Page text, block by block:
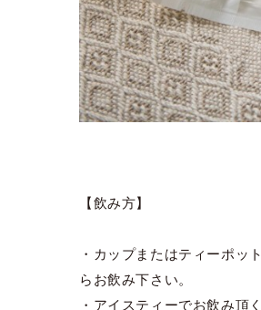
【飲み方】
・カップまたはティーポッ
らお飲み下さい。
・アイスティーでお飲み頂